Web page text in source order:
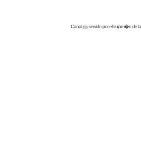
Canalrssservido por eltrujam�nde